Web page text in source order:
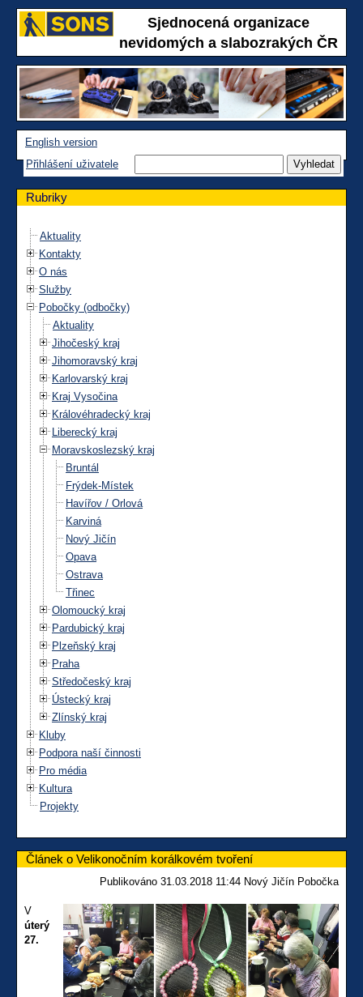
Sjednocená organizace
nevidomých a slabozrakých ČR
English version
Přihlášení uživatele
Rubriky
Aktuality
Kontakty
O nás
Služby
Pobočky (odbočky)
Aktuality
Jihočeský kraj
Jihomoravský kraj
Karlovarský kraj
Kraj Vysočina
Královéhradecký kraj
Liberecký kraj
Moravskoslezský kraj
Bruntál
Frýdek-Místek
Havířov / Orlová
Karviná
Nový Jičín
Opava
Ostrava
Třinec
Olomoucký kraj
Pardubický kraj
Plzeňský kraj
Praha
Středočeský kraj
Ústecký kraj
Zlínský kraj
Kluby
Podpora naší činnosti
Pro média
Kultura
Projekty
Článek o Velikonočním korálkovém tvoření
Publikováno 31.03.2018 11:44 Nový Jičín Pobočka
V
úterý
27.